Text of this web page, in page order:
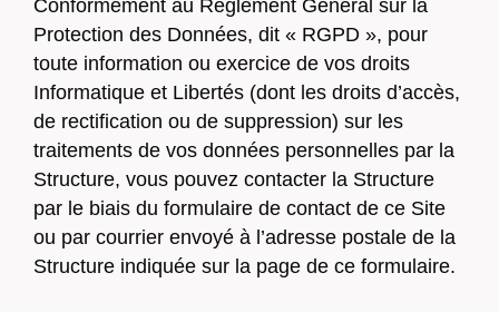
Conformément au Règlement Général sur la
Protection des Données, dit « RGPD », pour
toute information ou exercice de vos droits
Informatique et Libertés (dont les droits d’accès,
de rectification ou de suppression) sur les
traitements de vos données personnelles par la
Structure, vous pouvez contacter la Structure
par le biais du formulaire de contact de ce Site
ou par courrier envoyé à l’adresse postale de la
Structure indiquée sur la page de ce formulaire.